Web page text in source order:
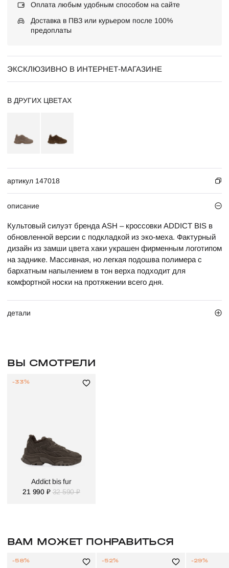
Оплата любым удобным способом на сайте
Доставка в ПВЗ или курьером после 100%
предоплаты
ЭКСКЛЮЗИВНО В ИНТЕРНЕТ-МАГАЗИНЕ
В ДРУГИХ ЦВЕТАХ
артикул 147018
описание
Культовый силуэт бренда ASH – кроссовки ADDICT BIS в
обновленной версии с подкладкой из эко-меха. Фактурный
дизайн из замши цвета хаки украшен фирменным логотипом
на заднике. Массивная, но легкая подошва полимера с
бархатным напылением в тон верха подходит для
комфортной носки на протяжении всего дня.
детали
ВЫ СМОТРЕЛИ
Addict bis fur
21 990 ₽ 32 590 ₽
-33%
ВАМ МОЖЕТ ПОНРАВИТЬСЯ
-58% -52% -29%